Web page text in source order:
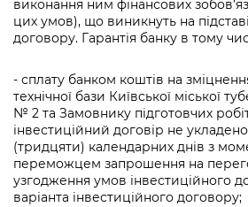
виконання ним фінансових
цих умов), що виникнуть на
договору. Гарантія банку в тому
- сплату банком коштів на
технічної бази Київської міської
№ 2 та Замовнику підготовчих
інвестиційний договір не
(тридцяти) календарних днів з
переможцем запрошення на
узгодження умов інвестиційного
варіанта інвестиційного договору;